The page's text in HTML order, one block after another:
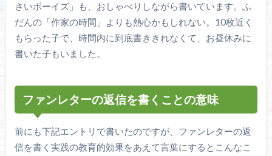
さいボーイズ」も、おしゃべりしながら書いています。ふ
だんの「作家の時間」よりも熱心かもしれない。10枚近く
もらった子で、時間内に到底書ききれなくて、お昼休みに
書いた子もいました。
ファンレターの返信を書くことの意味
前にも下記エントリで書いたのですが、ファンレターの返
信を書く実践の教育的効果をあえて言葉にするとこんなこ